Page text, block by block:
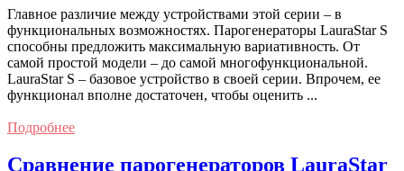
Главное различие между устройствами этой серии – в
функциональных возможностях. Парогенераторы LauraStar S
способны предложить максимальную вариативность. От
самой простой модели – до самой многофункциональной.
LauraStar S – базовое устройство в своей серии. Впрочем, ее
функционал вполне достаточен, чтобы оценить ...
Подробнее
Сравнение парогенераторов LauraStar